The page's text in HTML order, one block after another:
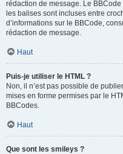
rédaction de message. Le
les balises sont incluses entre
d’informations sur le BBCode,
rédaction de message.
Haut
Puis-je utiliser le HTML ?
Non, il n’est pas possible de
mises en forme permises par le
BBCodes.
Haut
Que sont les smileys ?